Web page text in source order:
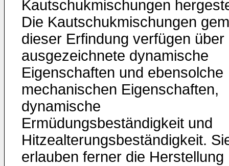
Kautschukmischungen
Die Kautschukmischungen
dieser Erfindung verfügen über
ausgezeichnete dynamische
Eigenschaften und ebensolche
mechanischen Eigenschaften,
dynamische
Ermüdungsbeständigkeit und
Hitzealterungsbeständigkeit.
erlauben ferner die Herstellung